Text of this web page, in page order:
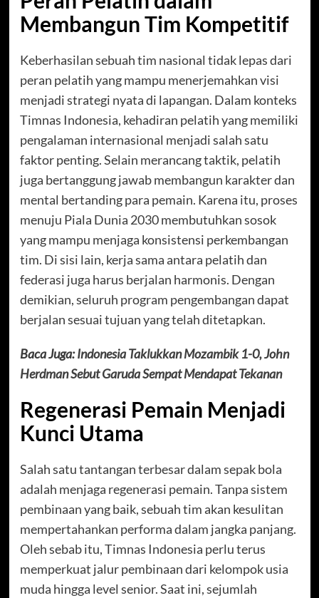
Membangun Tim Kompetitif
Keberhasilan sebuah tim nasional tidak lepas dari
peran pelatih yang mampu menerjemahkan visi
menjadi strategi nyata di lapangan. Dalam konteks
Timnas Indonesia, kehadiran pelatih yang memiliki
pengalaman internasional menjadi salah satu
faktor penting. Selain merancang taktik, pelatih
juga bertanggung jawab membangun karakter dan
mental bertanding para pemain. Karena itu, proses
menuju Piala Dunia 2030 membutuhkan sosok
yang mampu menjaga konsistensi perkembangan
tim. Di sisi lain, kerja sama antara pelatih dan
federasi juga harus berjalan harmonis. Dengan
demikian, seluruh program pengembangan dapat
berjalan sesuai tujuan yang telah ditetapkan.
Baca Juga:Indonesia Taklukkan Mozambik 1-0, John
Herdman Sebut Garuda Sempat Mendapat Tekanan
Regenerasi Pemain Menjadi
Kunci Utama
Salah satu tantangan terbesar dalam sepak bola
adalah menjaga regenerasi pemain. Tanpa sistem
pembinaan yang baik, sebuah tim akan kesulitan
mempertahankan performa dalam jangka panjang.
Oleh sebab itu, Timnas Indonesia perlu terus
memperkuat jalur pembinaan dari kelompok usia
muda hingga level senior. Saat ini, sejumlah